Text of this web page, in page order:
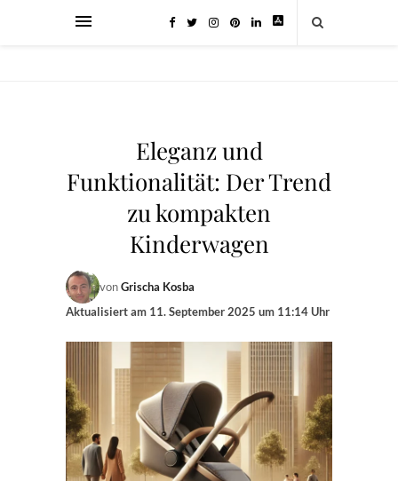
Eleganz und
Funktionalität: Der Trend
zu kompakten
Kinderwagen
vonGrischa Kosba
Aktualisiert am 11. September 2025 um 11:14 Uhr